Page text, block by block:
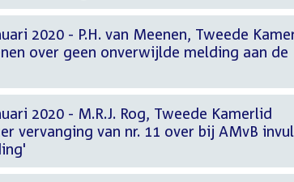
2020 - P.H. van Meenen, Tweede
over geen onverwijlde melding aan de
2020 - M.R.J. Rog, Tweede Kamerlid
vervanging van nr. 11 over bij AMvB